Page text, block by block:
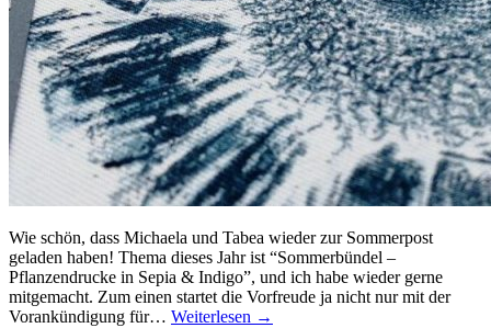
Wie schön, dass Michaela und Tabea wieder zur Sommerpost
geladen haben! Thema dieses Jahr ist “Sommerbündel –
Pflanzendrucke in Sepia & Indigo”, und ich habe wieder gerne
mitgemacht. Zum einen startet die Vorfreude ja nicht nur mit der
Vorankündigung für… Weiterlesen →